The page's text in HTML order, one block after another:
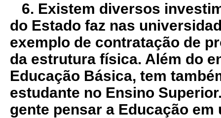
6. Existem diversos
do Estado faz nas
exemplo de contratação de
da estrutura física. Além do
Educação Básica, tem
estudante no Ensino
gente pensar a Educação em